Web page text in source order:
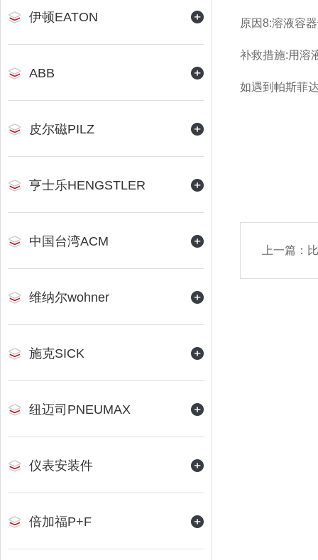
伊顿EATON
ABB
皮尔磁PILZ
亨士乐HENGSTLER
中国台湾ACM
维纳尔wohner
施克SICK
纽迈司PNEUMAX
仪表安装件
倍加福P+F
原因8:溶液容
补救措施:用溶
如遇到帕斯菲
上一篇：